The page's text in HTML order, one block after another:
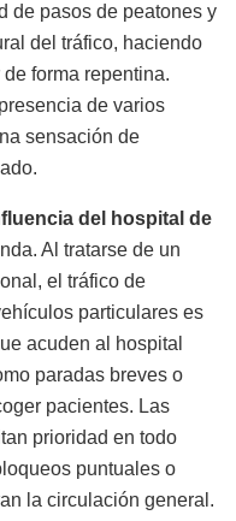
de pasos de peatones y
del tráfico, haciendo
forma repentina.
de varios
sensación de
del hospital de
Al tratarse de un
el tráfico de
particulares es
acuden al hospital
paradas breves o
pacientes. Las
prioridad en todo
puntuales o
la circulación general.